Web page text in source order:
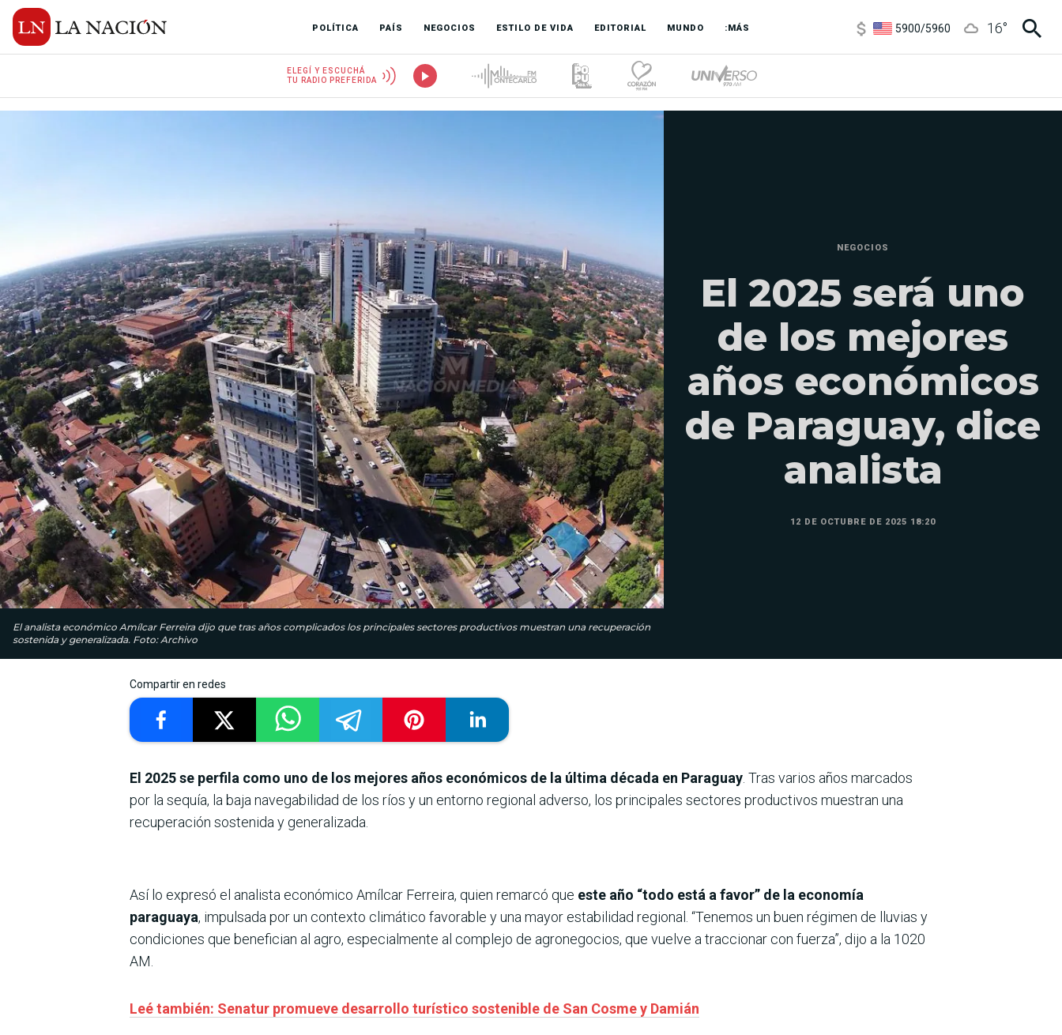
POLÍTICA PAÍS NEGOCIOS ESTILO DE VIDA EDITORIAL MUNDO :MÁS
5900/5960
5900/5960
16°
ELEGÍ Y ESCUCHÁ
TU RADIO PREFERIDA
El analista económico Amílcar Ferreira dijo que tras años complicados los principales sectores productivos muestran una recuperación
sostenida y generalizada. Foto: Archivo
NEGOCIOS
El 2025 será uno
de los mejores
años económicos
de Paraguay, dice
analista
12 DE OCTUBRE DE 2025 18:20
Compartir en redes
El 2025 se perfila como uno de los mejores años económicos de la última década en Paraguay . Tras varios años marcados
por la sequía, la baja navegabilidad de los ríos y un entorno regional adverso, los principales sectores productivos muestran una
recuperación sostenida y generalizada.
Así lo expresó el analista económico Amílcar Ferreira, quien remarcó que este año “todo está a favor” de la economía
paraguaya, impulsada por un contexto climático favorable y una mayor estabilidad regional. “Tenemos un buen régimen de lluvias y
condiciones que benefician al agro, especialmente al complejo de agronegocios, que vuelve a traccionar con fuerza”, dijo a la 1020
AM.
Leé también: Senatur promueve desarrollo turístico sostenible de San Cosme y Damián